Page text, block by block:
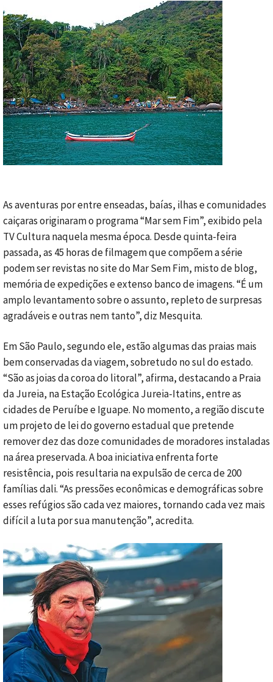
As aventuras por entre enseadas, baías, ilhas e comunidades
caiçaras originaram o programa “Mar sem Fim”, exibido pela
TV Cultura naquela mesma época. Desde quinta-feira
passada, as 45 horas de filmagem que compõem a série
podem ser revistas no site do Mar Sem Fim, misto de blog,
memória de expedições e extenso banco de imagens. “É um
amplo levantamento sobre o assunto, repleto de surpresas
agradáveis e outras nem tanto”, diz Mesquita.
Em São Paulo, segundo ele, estão algumas das praias mais
bem conservadas da viagem, sobretudo no sul do estado.
“São as joias da coroa do litoral”, afirma, destacando a Praia
da Jureia, na Estação Ecológica Jureia-Itatins, entre as
cidades de Peruíbe e Iguape. No momento, a região discute
um projeto de lei do governo estadual que pretende
remover dez das doze comunidades de moradores instaladas
na área preservada. A boa iniciativa enfrenta forte
resistência, pois resultaria na expulsão de cerca de 200
famílias dali. “As pressões econômicas e demográficas sobre
esses refúgios são cada vez maiores, tornando cada vez mais
difícil a luta por sua manutenção”, acredita.